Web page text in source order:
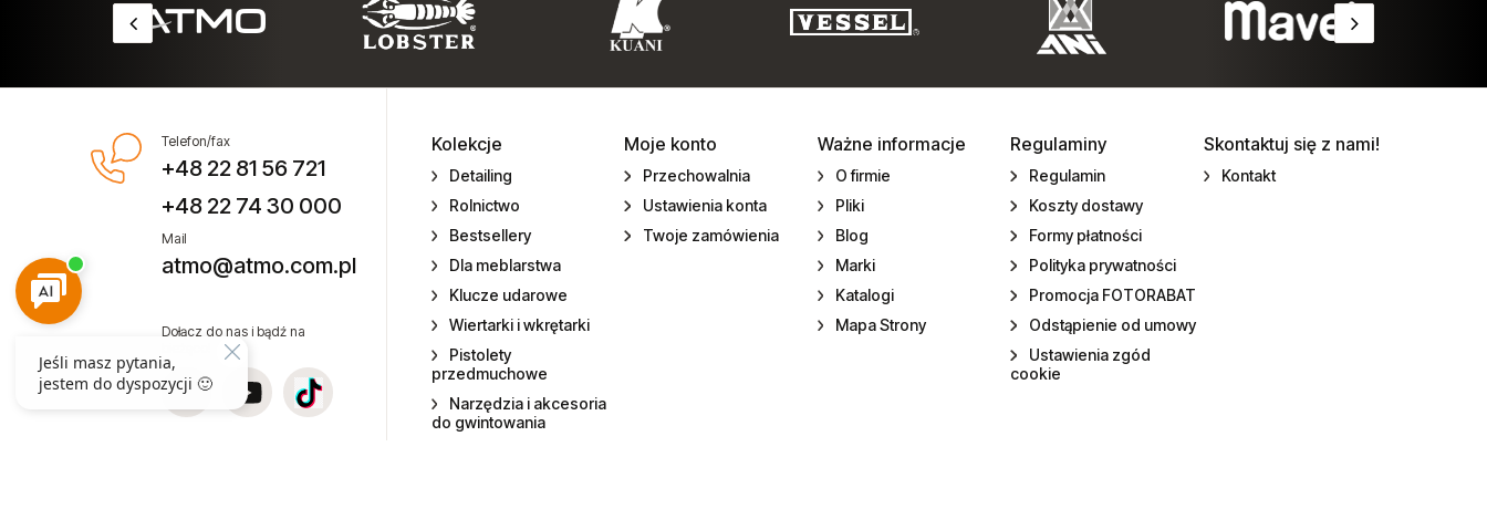
Szlifierki oscylacyjne
pneumatyczne
Tornadory i pistolety piorące
Ubijaki formierskie
Wiertarko-wkrętarki
Wkrętarki pneumatyczne
Telefon/fax
+48 22 81 56 721
+48 22 74 30 000
Mail
atmo@atmo.com.pl
Dołącz do nas i bądź na
Kolekcje
Detailing
Rolnictwo
Bestsellery
Dla meblarstwa
Klucze udarowe
Wiertarki i wkrętarki
Pistolety
przedmuchowe
Narzędzia i akcesoria
do gwintowania
Moje konto
Przechowalnia
Ustawienia konta
Twoje zamówienia
Ważne informacje
O firmie
Pliki
Blog
Marki
Katalogi
Mapa Strony
Regulaminy
Regulamin
Koszty dostawy
Formy płatności
Polityka prywatności
Promocja FOTORABAT
Odstąpienie od umowy
Ustawienia zgód
cookie
Skontaktuj się z nami!
Kontakt